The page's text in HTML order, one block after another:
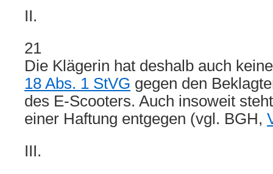
II.
21
Die Klägerin hat deshalb auch
18 Abs. 1 StVG gegen den
des E-Scooters. Auch insoweit
einer Haftung entgegen (vgl. BGH,
III.